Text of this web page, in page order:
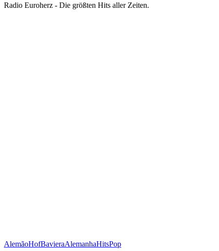
Radio Euroherz - Die größten Hits aller Zeiten.
AlemãoHofBavieraAlemanhaHitsPop